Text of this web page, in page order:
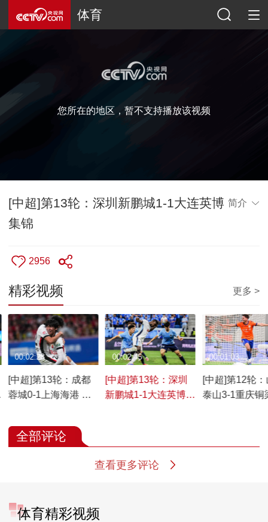
体育
您所在的地区，暂不支持播放该视频
[中超]第13轮：深圳新鹏城1-1大连英博
集锦
简介
2956
精彩视频 更多 >
[中超]第13轮：成都
蓉城0-1上海海港 集
00:02:28
[中超]第13轮：深圳
新鹏城1-1大连英博
00:02:45
[中超]第12轮
泰山3-1重庆铜
00:01:03
全部评论
查看更多评论
体育精彩视频